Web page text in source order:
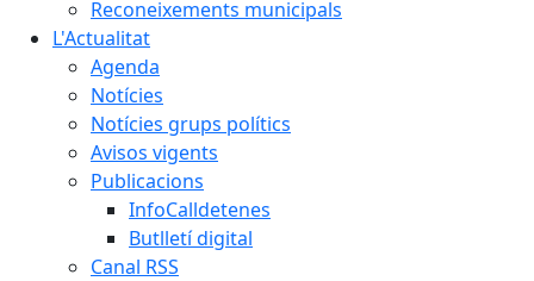
Reconeixements municipals
L'Actualitat
Agenda
Notícies
Notícies grups polítics
Avisos vigents
Publicacions
InfoCalldetenes
Butlletí digital
Canal RSS